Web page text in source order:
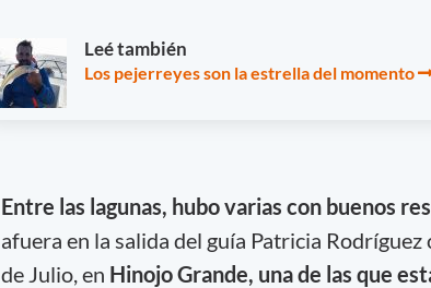
Leé también
Los pejerreyes son la estrella del momento
Entre las lagunas, hubo varias con buenos
afuera en la salida del guía Patricia
de Julio, en Hinojo Grande, una de las que